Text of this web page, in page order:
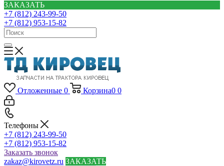
ЗАКАЗАТЬ
+7 (812) 243-99-50
+7 (812) 953-15-82
Отложенные 0 Корзина0 0
Телефоны
+7 (812) 243-99-50
+7 (812) 953-15-82
Заказать звонок
zakaz@kirovetz.ru ЗАКАЗАТЬ